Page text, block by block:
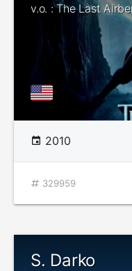
v.o. : The Last
2010
329959
S. Darko